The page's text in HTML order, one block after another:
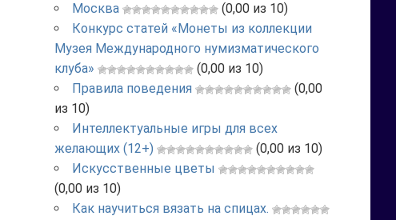
Москва
(0,00 из 10)
Конкурс статей «Монеты из коллекции
Музея Международного нумизматического
клуба»
(0,00 из 10)
Правила поведения
(0,00
из 10)
Интеллектуальные игры для всех
желающих (12+)
(0,00 из 10)
Искусственные цветы
(0,00 из 10)
Как научиться вязать на спицах.